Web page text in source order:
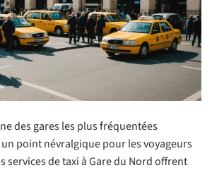
des gares les plus fréquentées
point névralgique pour les voyageurs
services de taxi à Gare du Nord offrent